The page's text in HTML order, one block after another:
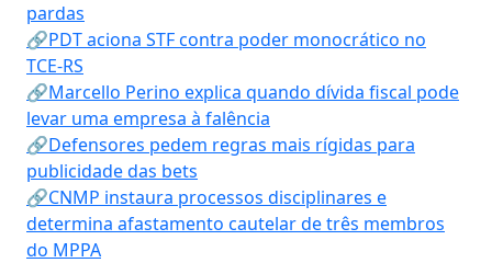
pardas
🔗PDT aciona STF contra poder monocrático no
TCE-RS
🔗Marcello Perino explica quando dívida fiscal pode
levar uma empresa à falência
🔗Defensores pedem regras mais rígidas para
publicidade das bets
🔗CNMP instaura processos disciplinares e
determina afastamento cautelar de três membros
do MPPA